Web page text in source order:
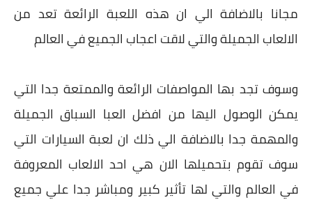
مجانا بالاضافة الي ان هذه اللعبة الرائعة تعد من
الالعاب الجميلة والتي لاقت اعجاب الجميع في العالم
وسوف تجد بها المواصفات الرائعة والممتعة جدا التي
يمكن الوصول اليها من افضل العبا السباق الجميلة
والمهمة جدا بالاضافة الي ذلك ان لعبة السيارات التي
سوف تقوم بتحميلها الان هي احد الالعاب المعروفة
في العالم والتي لها تأثير كبير ومباشر جدا علي جميع